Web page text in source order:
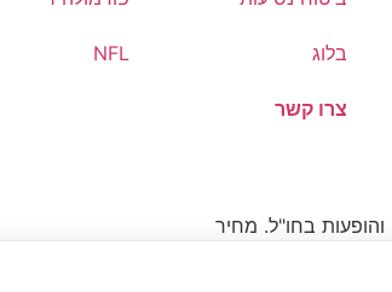
בלוג
צרו קשר
NFL
בחו"ל. מחיר